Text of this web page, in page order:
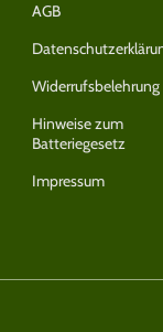
AGB
Widerrufsbelehrung
Hinweise zum
Batteriegesetz
Impressum